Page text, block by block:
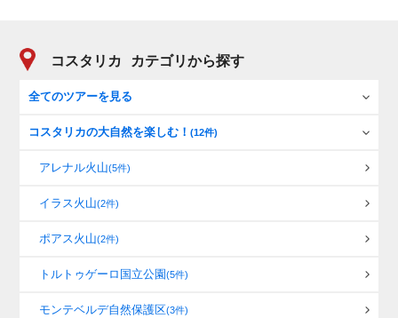
コスタリカ カテゴリから探す
全てのツアーを見る
コスタリカの大自然を楽しむ！(12件)
アレナル火山(5件)
イラス火山(2件)
ポアス火山(2件)
トルトゥゲーロ国立公園(5件)
モンテベルデ自然保護区(3件)